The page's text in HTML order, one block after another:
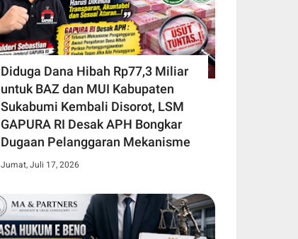
Diduga Dana Hibah Rp77,3 Miliar
untuk BAZ dan MUI Kabupaten
Sukabumi Kembali Disorot, LSM
GAPURA RI Desak APH Bongkar
Dugaan Pelanggaran Mekanisme
Jumat, Juli 17, 2026